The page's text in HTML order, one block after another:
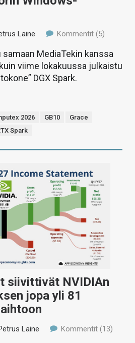
Laine Kommentit (5)
samaan MediaTekin kanssa
viime lokakuussa julkaistu
DGX Spark.
2026 GB10
Grace
Spark
siivittivät NVIDIAn
jopa yli 81
Laine Kommentit (13)